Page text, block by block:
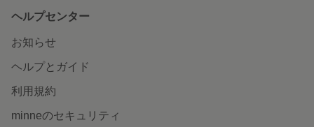
ヘルプセンター
お知らせ
ヘルプとガイド
利用規約
minneのセキュリティ